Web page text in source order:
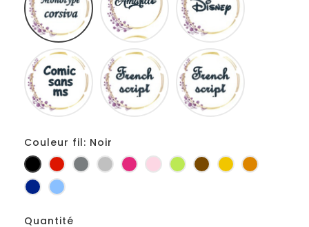
Comic
sans
ms
French
script
Couleur fil: Noir
Noir RougeGris
foncé
Gris
clair
Fuchsia
RoseAnis MarronJaune
d'or
Orange
MarineBleu
Quantité